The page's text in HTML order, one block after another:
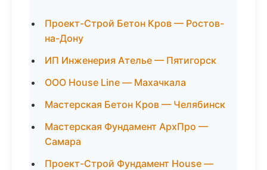
Проект-Строй Бетон Кров — Ростов-
на-Дону
ИП Инженерия Ателье — Пятигорск
ООО House Line — Махачкала
Мастерская Бетон Кров — Челябинск
Мастерская Фундамент АрхПро —
Самара
Проект-Строй Фундамент House —